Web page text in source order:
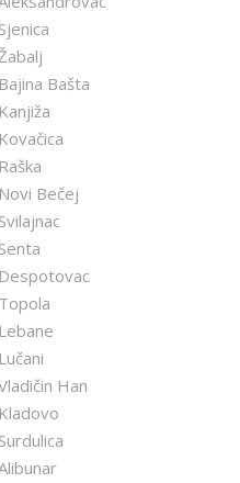
Bašta
Bečej
Han